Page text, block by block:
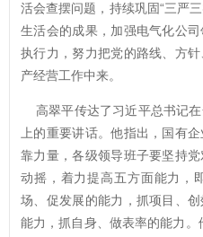
活会查摆问题，持续巩固“三严
生活会的成果，加强电气化公
执行力，努力把党的路线、方
产经营工作中来。
高翠平传达了习近平总书记
上的重要讲话。他指出，国有
靠力量，各级领导班子要坚持
动摇，着力提高五方面能力，
场、促发展的能力，抓项目、
能力，抓自身、做表率的能力。